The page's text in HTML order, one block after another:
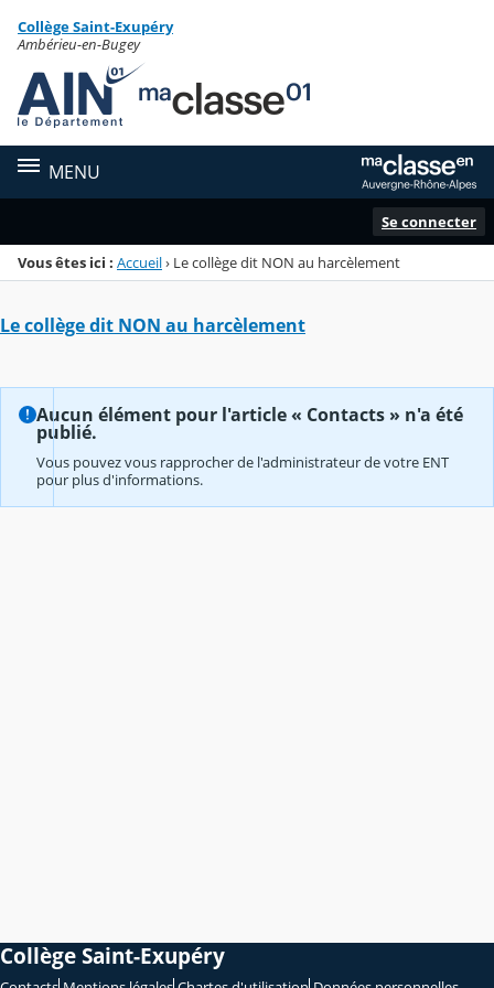
Menu de la rubrique
Contenu
Collège Saint-Exupéry
Ambérieu-en-Bugey
MENU
Se connecter
Vous êtes ici : Accueil› Le collège dit NON au harcèlement
Le collège dit NON au harcèlement
Aucun élément pour l'article « Contacts » n'a été
publié.
Vous pouvez vous rapprocher de l'administrateur de votre ENT
pour plus d'informations.
Collège Saint-Exupéry